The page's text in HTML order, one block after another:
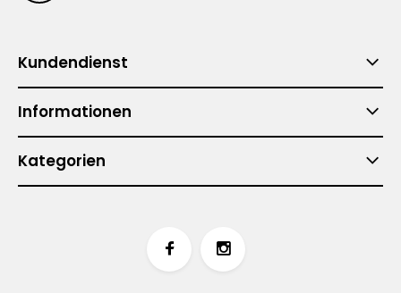
Kundendienst
Informationen
Kategorien